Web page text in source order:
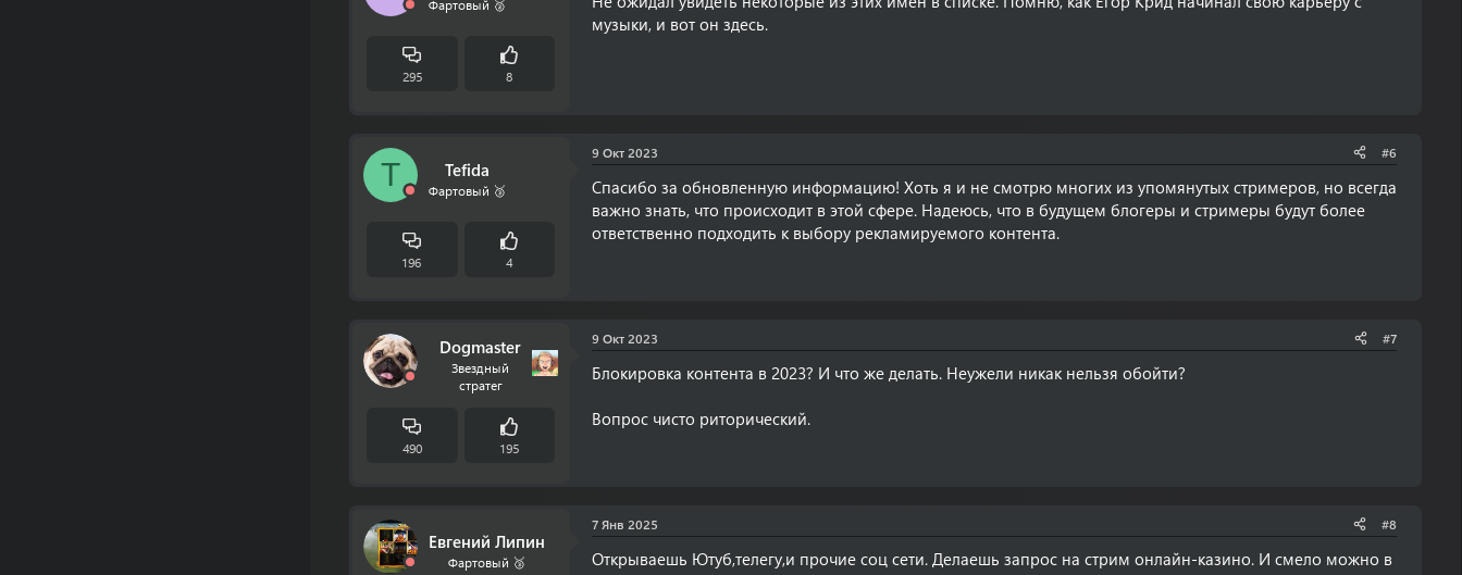
Фартовый 🥈
295 8
музыки, и вот он здесь.
T Tefida
Фартовый 🥉
196 4
9 Окт 2023 #6
Спасибо за обновленную информацию! Хоть я и не смотрю многих из упомянутых стримеров, но всегда
важно знать, что происходит в этой сфере. Надеюсь, что в будущем блогеры и стримеры будут более
ответственно подходить к выбору рекламируемого контента.
Dogmaster
Звездный
стратег
490 195
9 Окт 2023 #7
Блокировка контента в 2023? И что же делать. Неужели никак нельзя обойти?
Вопрос чисто риторический.
Евгений Липин
Фартовый 🥉
7 Янв 2025 #8
Открываешь Ютуб,телегу,и прочие соц сети. Делаешь запрос на стрим онлайн-казино. И смело можно в